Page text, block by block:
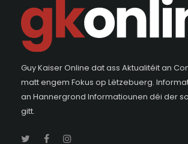
Guy Kaiser Online dat ass Aktualitéit an
matt engem Fokus op Lëtzebuerg.
an Hannergrond Informatiounen déi der
gitt.